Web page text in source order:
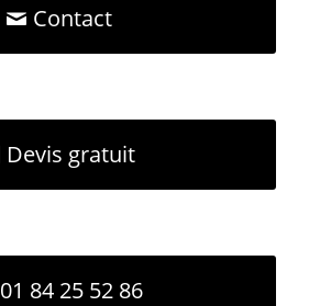
Contact
Devis gratuit
01 84 25 52 86